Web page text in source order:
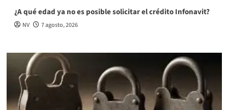
¿A qué edad ya no es posible solicitar el crédito Infonavit?
NV 7 agosto, 2026